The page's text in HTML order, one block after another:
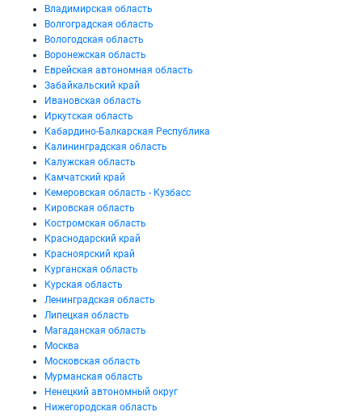
Владимирская область
Волгоградская область
Вологодская область
Воронежская область
Еврейская автономная область
Забайкальский край
Ивановская область
Иркутская область
Кабардино-Балкарская Республика
Калининградская область
Калужская область
Камчатский край
Кемеровская область - Кузбасс
Кировская область
Костромская область
Краснодарский край
Красноярский край
Курганская область
Курская область
Ленинградская область
Липецкая область
Магаданская область
Москва
Московская область
Мурманская область
Ненецкий автономный округ
Нижегородская область